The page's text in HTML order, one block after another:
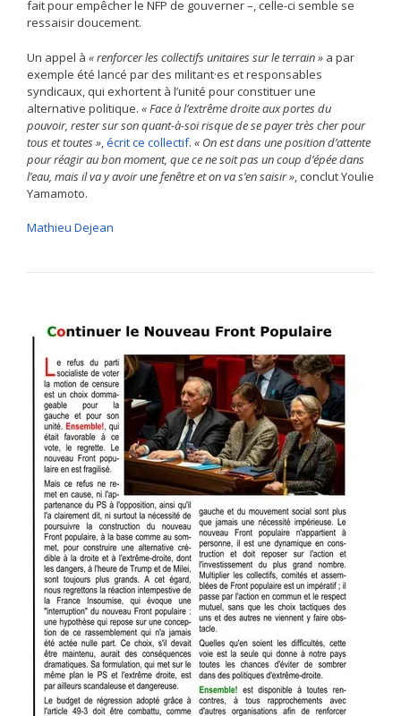
fait pour empêcher le NFP de gouverner –, celle-ci semble se
ressaisir doucement.
Un appel à « renforcer les collectifs unitaires sur le terrain » a par
exemple été lancé par des militant·es et responsables
syndicaux, qui exhortent à l’unité pour constituer une
alternative politique. « Face à l’extrême droite aux portes du
pouvoir, rester sur son quant-à-soi risque de se payer très cher pour
tous et toutes »,écrit ce collectif. « On est dans une position d’attente
pour réagir au bon moment, que ce ne soit pas un coup d’épée dans
l’eau, mais il va y avoir une fenêtre et on va s’en saisir », conclut Youlie
Yamamoto.
Mathieu Dejean